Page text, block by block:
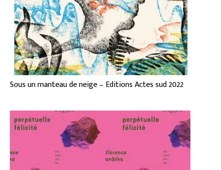
Sous un manteau de neige – Editions Actes sud 2022